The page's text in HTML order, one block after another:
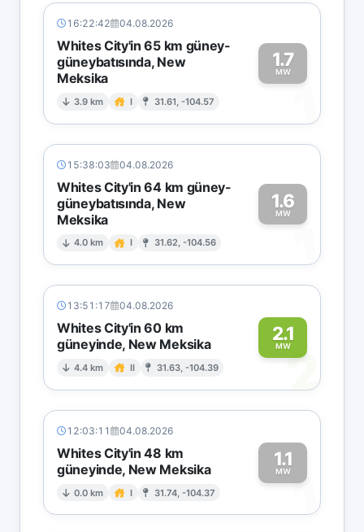
16:22:42 04.08.2026
Whites City'in 65 km güney-
güneybatısında, New
Meksika
3.9 km I 31.61, -104.57
1.7
MW
1
15:38:03 04.08.2026
Whites City'in 64 km güney-
güneybatısında, New
Meksika
4.0 km I 31.62, -104.56
1.6
MW
1
13:51:17 04.08.2026
Whites City'in 60 km
güneyinde, New Meksika
4.4 km II 31.63, -104.39
2.1
MW
2
12:03:11 04.08.2026
Whites City'in 48 km
güneyinde, New Meksika
0.0 km I 31.74, -104.37
1.1
MW1